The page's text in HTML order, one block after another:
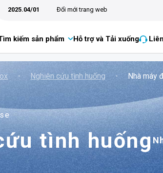
2025.04/01 Đổi mới trang web
kiếm sản phẩm Hỗ trợ và Tải xuống
・ Nghiên cứu tình huống ・ Nhà máy
tình huống